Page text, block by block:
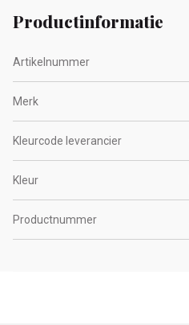
Productinformatie
Artikelnummer
Merk
Kleurcode leverancier
Kleur
Productnummer